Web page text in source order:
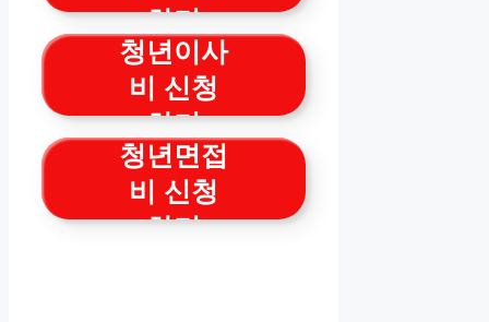
하기
청년이사
비 신청
하기
청년면접
비 신청
하기